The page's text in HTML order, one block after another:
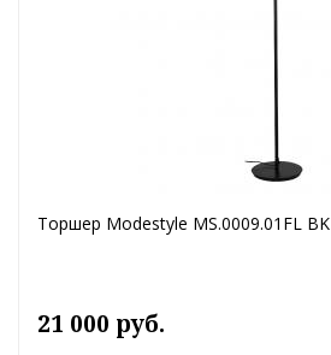
Торшер Modestyle MS.0009.01FL BK
21 000 руб.